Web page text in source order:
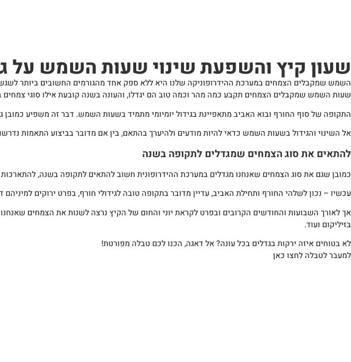
שעון קיץ והשפעת שינוי שעות השמש על
השמש שמקבלים הצמחים במערכת ההידרופוניקה שלנו היא ללא ספק אחד מהגורמים החשובים ביותר
שעות השמש שמקבלים הצמחים תקבע כמה מהר וכמה טוב הם יגדלו, והעונה בשנה קובעת אילו סוגי צמחים
התקופה של סוף החורף ובוא האביב מתאפיינת בגידול יומיומי מתמיד בשעות השמש. דבר זה משפיע כמובן
אל השינוי והגידול בשעות השמש כדאי להיות מודעים ולהיערך בהתאם, בין אם מדובר בביצוע התאמות
להתאים את סוג הצמחים שמגדלים לתקופה בשנה
כמובן שגם את סוג הצמחים שאנחנו מגדלים במערכת ההידרופונית חשוב להתאים לתקופה בשנה,
עכשיו – נכון לשלהי החורף ותחילת האביב, עדיין מדובר בתקופה טובה לגידולי חורף, בפרט ירוקים למיניהם
אך לאורך השבועות והחודשים הקרובים ובפרט לקראת יוני והחום של הקיץ נרצה לשנות את הצמחים שאנחנו
בזיליקום ועוד.
לא בטוחים איזה ירקות בגדלים בכל עונה? אל דאגה, הכנו לכם טבלה מפורטת!
למעבר לטבלה לחצו כאן